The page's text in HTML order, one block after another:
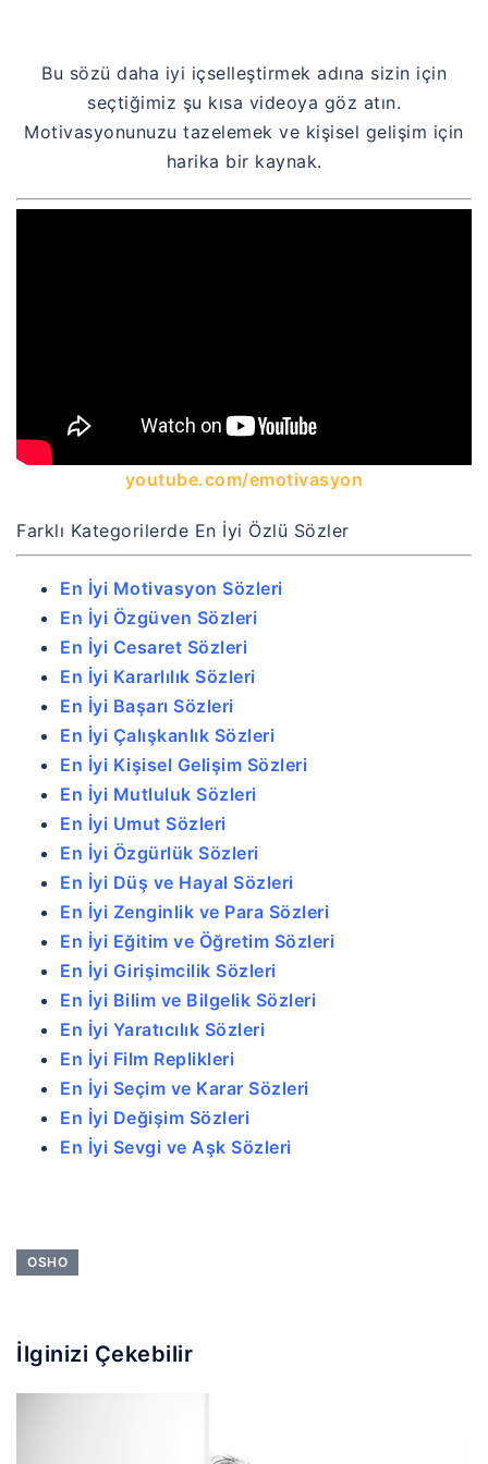
Bu sözü daha iyi içselleştirmek adına sizin için
seçtiğimiz şu kısa videoya göz atın.
Motivasyonunuzu tazelemek ve kişisel gelişim için
harika bir kaynak.
youtube.com/emotivasyon
Farklı Kategorilerde En İyi Özlü Sözler
En İyi Motivasyon Sözleri
En İyi Özgüven Sözleri
En İyi Cesaret Sözleri
En İyi Kararlılık Sözleri
En İyi Başarı Sözleri
En İyi Çalışkanlık Sözleri
En İyi Kişisel Gelişim Sözleri
En İyi Mutluluk Sözleri
En İyi Umut Sözleri
En İyi Özgürlük Sözleri
En İyi Düş ve Hayal Sözleri
En İyi Zenginlik ve Para Sözleri
En İyi Eğitim ve Öğretim Sözleri
En İyi Girişimcilik Sözleri
En İyi Bilim ve Bilgelik Sözleri
En İyi Yaratıcılık Sözleri
En İyi Film Replikleri
En İyi Seçim ve Karar Sözleri
En İyi Değişim Sözleri
En İyi Sevgi ve Aşk Sözleri
OSHO
İlginizi Çekebilir